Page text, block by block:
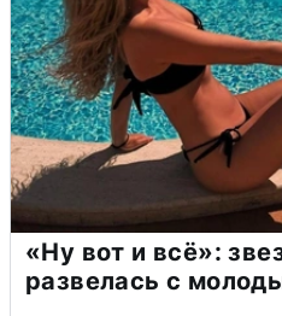
«Ну вот и всё»:
развелась с